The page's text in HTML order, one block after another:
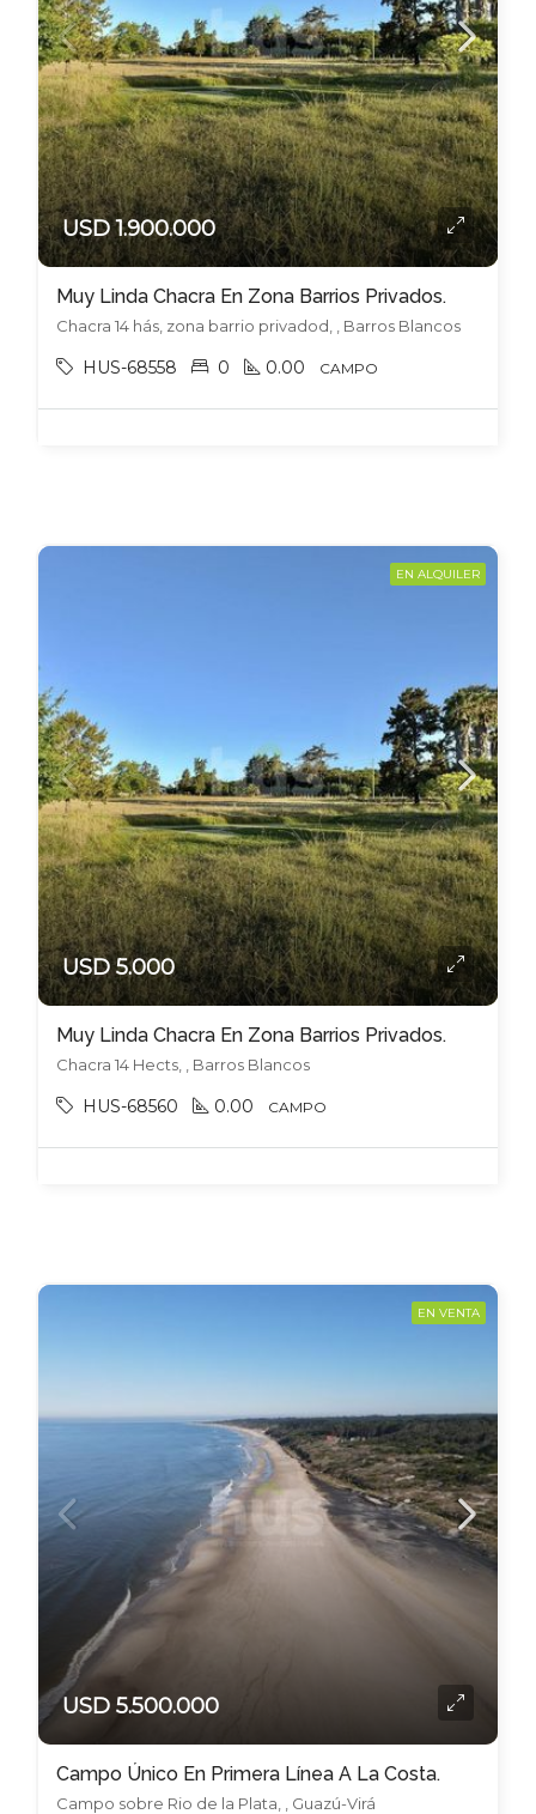
USD 1.900.000
Muy Linda Chacra En Zona Barrios Privados.
Chacra 14 hás, zona barrio privadod, , Barros Blancos
HUS-68558 0 0.00 CAMPO
EN ALQUILER
USD 5.000
Muy Linda Chacra En Zona Barrios Privados.
Chacra 14 Hects, , Barros Blancos
HUS-68560 0.00 CAMPO
EN VENTA
USD 5.500.000
Campo Único En Primera Línea A La Costa.
Campo sobre Rio de la Plata, , Guazú-Virá